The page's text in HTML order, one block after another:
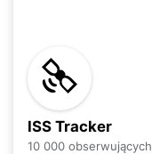
ISS Tracker
10 000 obserwujących